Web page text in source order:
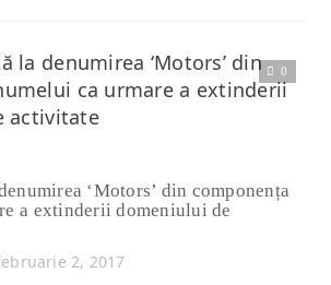
0
Citește articolul complet
‘Motors’ din componența
a extinderii domeniului de
2, 2017